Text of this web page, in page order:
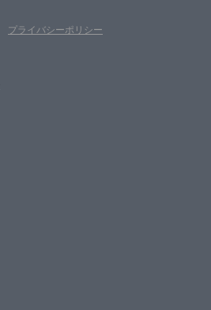
プライバシーポリシー